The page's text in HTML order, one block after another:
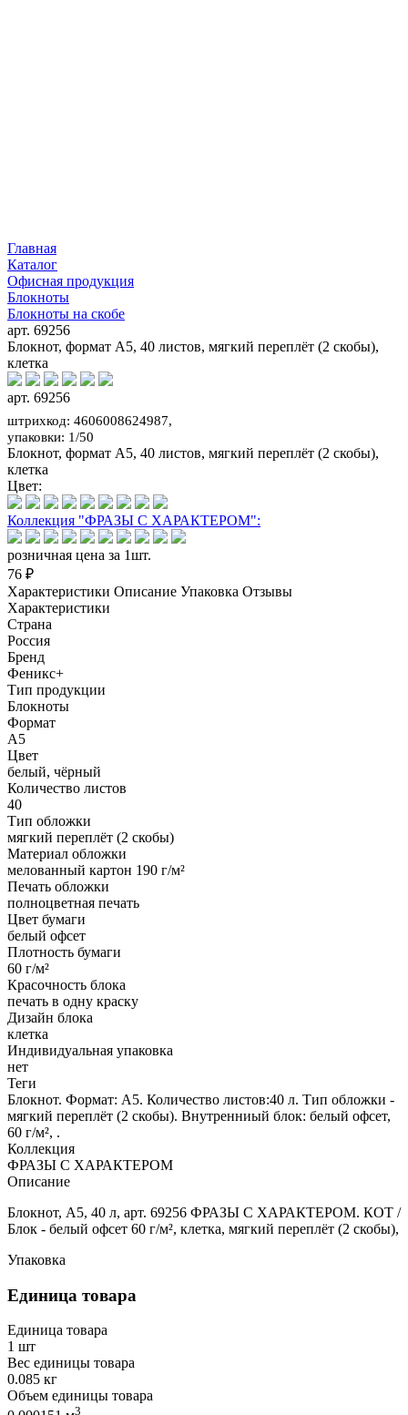
Главная
Каталог
Офисная продукция
Блокноты
Блокноты на скобе
арт. 69256
Блокнот, формат А5, 40 листов, мягкий переплёт (2 скобы),
клетка
арт. 69256
штрихкод: 4606008624987,
упаковки: 1/50
Блокнот, формат А5, 40 листов, мягкий переплёт (2 скобы),
клетка
Цвет:
Коллекция "ФРАЗЫ С ХАРАКТЕРОМ":
розничная цена за 1шт.
76 ₽
Характеристики Описание Упаковка Отзывы
Характеристики
Страна
Россия
Бренд
Феникс+
Тип продукции
Блокноты
Формат
А5
Цвет
белый, чёрный
Количество листов
40
Тип обложки
мягкий переплёт (2 скобы)
Материал обложки
мелованный картон 190 г/м²
Печать обложки
полноцветная печать
Цвет бумаги
белый офсет
Плотность бумаги
60 г/м²
Красочность блока
печать в одну краску
Дизайн блока
клетка
Индивидуальная упаковка
нет
Теги
Блокнот. Формат: А5. Количество листов:40 л. Тип обложки -
мягкий переплёт (2 скобы). Внутренниый блок: белый офсет,
60 г/м², .
Коллекция
ФРАЗЫ С ХАРАКТЕРОМ
Описание
Блокнот, А5, 40 л, арт. 69256 ФРАЗЫ С ХАРАКТЕРОМ. КОТ /
Блок - белый офсет 60 г/м², клетка, мягкий переплёт (2 скобы),
Упаковка
Единица товара
Единица товара
1 шт
Вес единицы товара
0.085 кг
Объем единицы товара
3